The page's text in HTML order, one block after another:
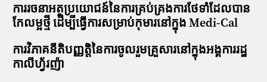
ការរចនាអត្ថប្រយោជន៍នៃការគ្រប់គ្រងការថែទាំដែលបាន
កែលម្អថ្មី ដើម្បីធ្វើការសម្រាប់កុមារនៅក្នុង Medi-Cal
ការវិភាគនីតិបញ្ញត្តិនៃការចូលរួមគ្រួសារនៅក្នុងអង្គការរដ្ឋ
កាលីហ្វ័រញ៉ា